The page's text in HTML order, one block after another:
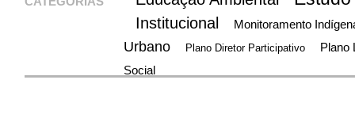
Institucional Monitoramento
Urbano Plano Diretor Participativo
Plano
Social